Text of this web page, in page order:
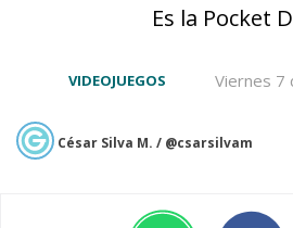
Es la Pocket
Viernes 7
VIDEOJUEGOS
César Silva M. / @csarsilvam